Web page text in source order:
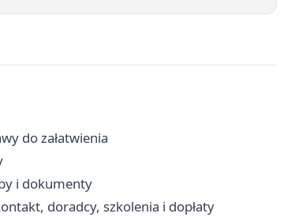
do załatwienia
i dokumenty
doradcy, szkolenia i dopłaty